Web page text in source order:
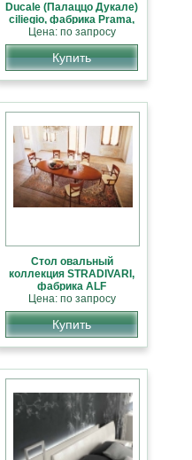
Ducale (Палаццо Дукале)
ciliegio, фабрика Prama,
классика НОВИНКА
Цена: по запросу
Купить
Стол овальный
коллекция STRADIVARI,
фабрика ALF
Цена: по запросу
Купить